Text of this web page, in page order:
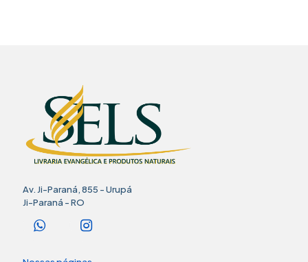
Av. Ji-Paraná, 855 - Urupá
Ji-Paraná - RO